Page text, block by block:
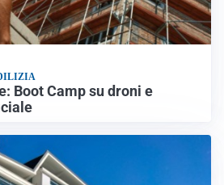
Boot Camp su droni e